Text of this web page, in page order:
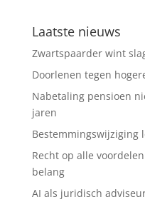
Laatste nieuws
Zwartspaarder wint
Doorlenen tegen
Nabetaling pensioen
jaren
Bestemmingswijziging
Recht op alle
belang
AI als juridisch